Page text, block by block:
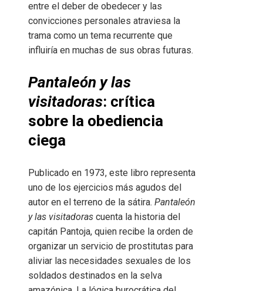
entre el deber de obedecer y las
convicciones personales atraviesa la
trama como un tema recurrente que
influiría en muchas de sus obras futuras.
Pantaleón y las
visitadoras: crítica
sobre la obediencia
ciega
Publicado en 1973, este libro representa
uno de los ejercicios más agudos del
autor en el terreno de la sátira. Pantaleón
y las visitadoras cuenta la historia del
capitán Pantoja, quien recibe la orden de
organizar un servicio de prostitutas para
aliviar las necesidades sexuales de los
soldados destinados en la selva